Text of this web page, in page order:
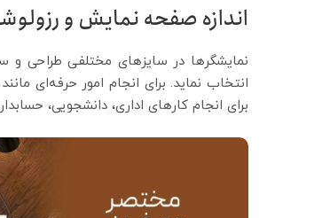
اندازه صفحه نمایش و
نمایشگرها در سایزهای مختلفی طراحی و
برای انجام کارهای اداری، دانشجویی، حسابداری و فروشگاهی